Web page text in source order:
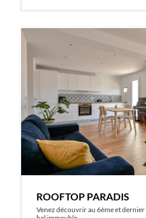
ROOFTOP PARADIS
Venez découvrir au 6ème et dernier